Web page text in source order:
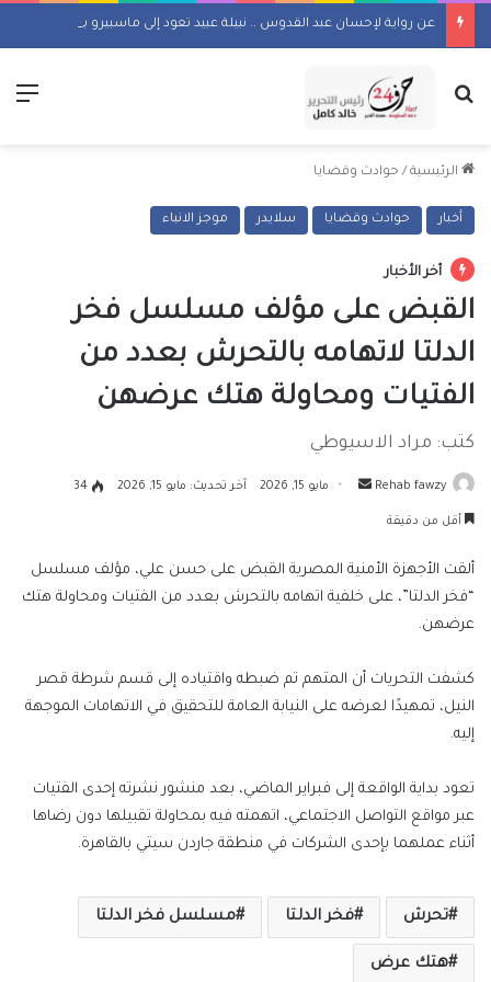
بحث عن
الرئيسية / حوادث وقضايا
أخبار حوادث وقضايا سلايدر موجز الانباء
أخر الأخبار
القبض على مؤلف مسلسل فخر
الدلتا لاتهامه بالتحرش بعدد من
الفتيات ومحاولة هتك عرضهن
كتب: مراد الاسيوطي
Rehab fawzy
أرسل مايو 15, 2026 آخر تحديث: مايو 15, 2026 34
أقل من دقيقة
ألقت الأجهزة الأمنية المصرية القبض على حسن علي، مؤلف مسلسل
“فخر الدلتا”، على خلفية اتهامه بالتحرش بعدد من الفتيات ومحاولة هتك
عرضهن.
كشفت التحريات أن المتهم تم ضبطه واقتياده إلى قسم شرطة قصر
النيل، تمهيدًا لعرضه على النيابة العامة للتحقيق في الاتهامات الموجهة
إليه.
تعود بداية الواقعة إلى فبراير الماضي، بعد منشور نشرته إحدى الفتيات
عبر مواقع التواصل الاجتماعي، اتهمته فيه بمحاولة تقبيلها دون رضاها
أثناء عملهما بإحدى الشركات في منطقة جاردن سيتي بالقاهرة.
تحرش فخر الدلتا مسلسل فخر الدلتا
هتك عرض